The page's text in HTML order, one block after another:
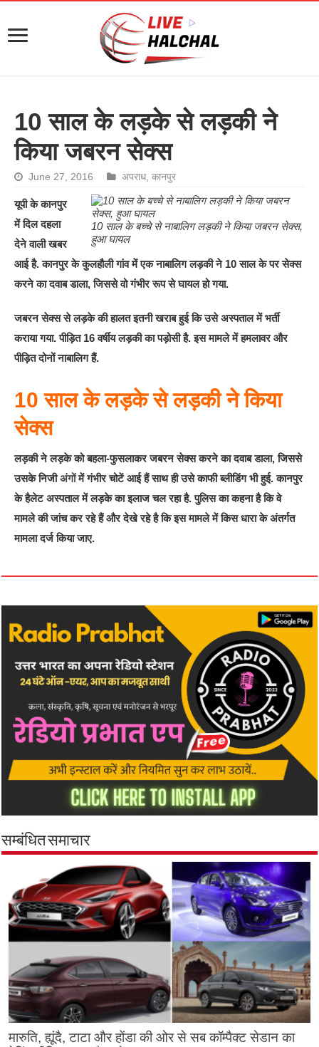
10 साल के लड़के से लड़की ने
किया जबरन सेक्स
June 27, 2016 अपराध,कानपुर
10 साल के बच्चे से नाबालिग लड़की ने किया जबरन सेक्स,
हुआ घायल
यूपी के कानपुर
में दिल दहला
देने वाली खबर
आई है. कानपुर के कुलहौली गांव में एक नाबालिग लड़की ने 10 साल के पर सेक्स
करने का दवाब डाला, जिससे वो गंभीर रूप से घायल हो गया.
जबरन सेक्स से लड़के की हालत इतनी खराब हुई कि उसे अस्पताल में भर्ती
कराया गया. पीड़ित 16 वर्षीय लड़की का पड़ोसी है. इस मामले में हमलावर और
पीड़ित दोनों नाबालिग हैं.
10 साल के लड़के से लड़की ने किया
सेक्स
लड़की ने लड़के को बहला-फुसलाकर जबरन सेक्स करने का दवाब डाला, जिससे
उसके निजीअंगोंमें गंभीर चोटें आई हैं साथ ही उसे काफी ब्लीडिंग भी हुई. कानपुर
के हैलेट अस्पताल में लड़के का इलाज चल रहा है. पुलिस का कहना है कि वे
मामले की जांच कर रहे हैं और देखे रहे है कि इस मामले में किस धारा के अंतर्गत
मामला दर्ज किया जाए.
सम्बंधित समाचार
मारुति, ह्यूंदै, टाटा और होंडा की ओर से सब कॉम्पैक्ट सेडान का